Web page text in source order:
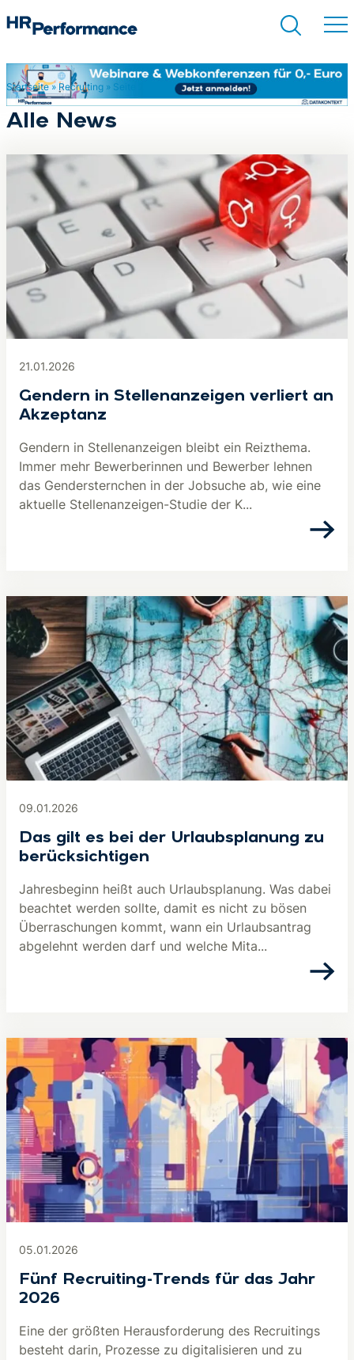
Startseite» Recruiting » Seite 2
Alle News
21.01.2026
Gendern in Stellenanzeigen verliert an
Akzeptanz
Gendern in Stellenanzeigen bleibt ein Reizthema.
Immer mehr Bewerberinnen und Bewerber lehnen
das Gendersternchen in der Jobsuche ab, wie eine
aktuelle Stellenanzeigen-Studie der K...
09.01.2026
Das gilt es bei der Urlaubsplanung zu
berücksichtigen
Jahresbeginn heißt auch Urlaubsplanung. Was dabei
beachtet werden sollte, damit es nicht zu bösen
Überraschungen kommt, wann ein Urlaubsantrag
abgelehnt werden darf und welche Mita...
05.01.2026
Fünf Recruiting-Trends für das Jahr
2026
Eine der größten Herausforderung des Recruitings
besteht darin, Prozesse zu digitalisieren und zu